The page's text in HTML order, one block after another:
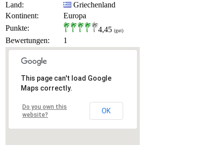
Land:
Griechenland
Kontinent:
Europa
Punkte:
4,45 (gut)
Bewertungen: 1
This page can't load Google
Maps correctly.
Do you own this
website?
OK